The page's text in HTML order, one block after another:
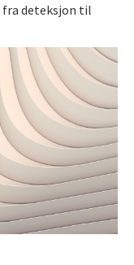
deteksjon til